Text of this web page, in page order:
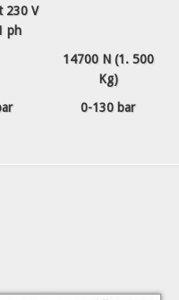
230 V
ph
14700 N (1. 500
Kg)
0-130 bar